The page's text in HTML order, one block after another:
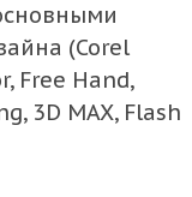
(Corel
Free Hand,
3D MAX, Flash